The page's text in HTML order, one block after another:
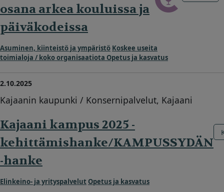
osana arkea kouluissa ja
päiväkodeissa
Asuminen, kiinteistö ja ympäristö Koskee useita
toimialoja / koko organisaatiota Opetus ja kasvatus
2.10.2025
Kajaanin kaupunki / Konsernipalvelut, Kajaani
Kajaani kampus 2025 -
kehittämishanke/KAMPUSSYDÄN
-hanke
Elinkeino- ja yrityspalvelut Opetus ja kasvatus